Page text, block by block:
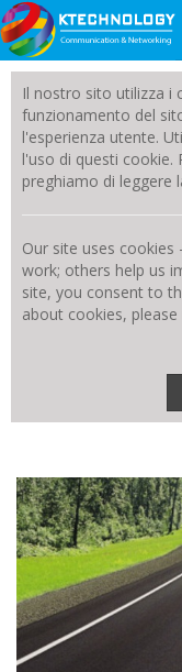
Il nostro sito utilizza i
funzionamento del
l'esperienza utente.
l'uso di questi
preghiamo di leggere
Our site uses
work; others help us
site, you consent to
about cookies,